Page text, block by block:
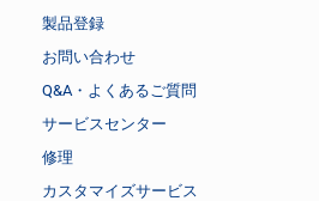
製品登録
お問い合わせ
Q&A・よくあるご質問
サービスセンター
修理
カスタマイズサービス